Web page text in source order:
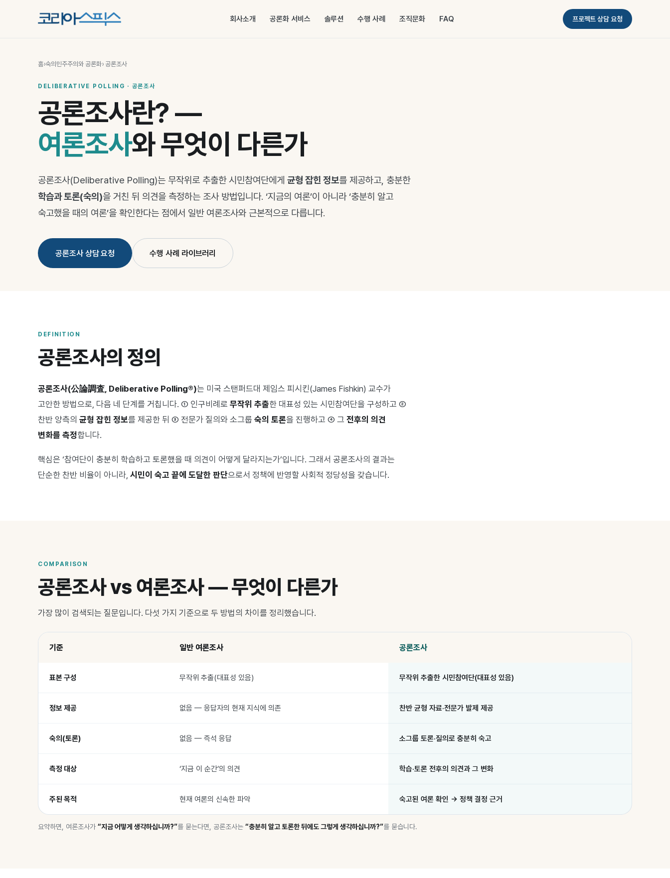
회사소개 공론화 서비스 솔루션 수행 사례 조직문화 FAQ 프로젝트 상담 요청
홈›숙의민주주의와 공론화› 공론조사
DELIBERATIVE POLLING · 공론조사
공론조사란? —
여론조사와 무엇이 다른가
공론조사(Deliberative Polling)는 무작위로 추출한 시민참여단에게 균형 잡힌 정보를 제공하고, 충분한
학습과 토론(숙의)을 거친 뒤 의견을 측정하는 조사 방법입니다. ‘지금의 여론’이 아니라 ‘충분히 알고
숙고했을 때의 여론’을 확인한다는 점에서 일반 여론조사와 근본적으로 다릅니다.
공론조사 상담 요청 수행 사례 라이브러리
DEFINITION
공론조사의 정의
공론조사(公論調査, Deliberative Polling®)는 미국 스탠퍼드대 제임스 피시킨(James Fishkin) 교수가
고안한 방법으로, 다음 네 단계를 거칩니다. ① 인구비례로 무작위 추출한 대표성 있는 시민참여단을 구성하고 ②
찬반 양측의 균형 잡힌 정보를 제공한 뒤 ③ 전문가 질의와 소그룹 숙의 토론을 진행하고 ④ 그 전후의 의견
변화를 측정합니다.
핵심은 ‘참여단이 충분히 학습하고 토론했을 때 의견이 어떻게 달라지는가’입니다. 그래서 공론조사의 결과는
단순한 찬반 비율이 아니라, 시민이 숙고 끝에 도달한 판단으로서 정책에 반영할 사회적 정당성을 갖습니다.
COMPARISON
공론조사 vs 여론조사 — 무엇이 다른가
가장 많이 검색되는 질문입니다. 다섯 가지 기준으로 두 방법의 차이를 정리했습니다.
기준 일반 여론조사 공론조사
표본 구성 무작위 추출(대표성 있음) 무작위 추출한 시민참여단(대표성 있음)
정보 제공 없음 — 응답자의 현재 지식에 의존 찬반 균형 자료·전문가 발제 제공
숙의(토론) 없음 — 즉석 응답 소그룹 토론·질의로 충분히 숙고
측정 대상 ‘지금 이 순간’의 의견 학습·토론 전후의 의견과 그 변화
주된 목적 현재 여론의 신속한 파악 숙고된 여론 확인 → 정책 결정 근거
요약하면, 여론조사가 “지금 어떻게 생각하십니까?”를 묻는다면, 공론조사는 “충분히 알고 토론한 뒤에도 그렇게 생각하십니까?”를 묻습니다.